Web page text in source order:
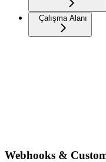
Çalışma Alanı
Webhooks &